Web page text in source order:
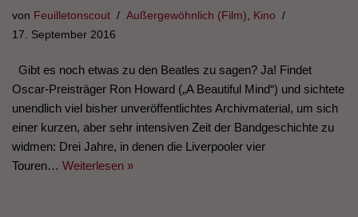
von Feuilletonscout Außergewöhnlich (Film)
Kino
17. September 2016
Gibt es noch etwas zu den Beatles zu sagen? Ja! Findet
Oscar-Preisträger Ron Howard („A Beautiful Mind“) und sichtete
unendlich viel bisher unveröffentlichtes Archivmaterial, um sich
einer kurzen, aber sehr intensiven Zeit der Bandgeschichte zu
widmen: Drei Jahre, in denen die Liverpooler vier
Touren… Weiterlesen »